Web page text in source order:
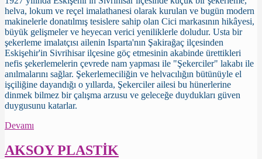
helva, lokum ve reçel imalathanesi olarak kurulan ve bugün modern
makinelerle donatılmış tesislere sahip olan Cici markasının hikâyesi,
büyük gelişmeler ve heyecan verici yeniliklerle doludur. Usta bir
şekerleme imalatçısı ailenin Isparta'nın Şakirağaç ilçesinden
Eskişehir'in Sivrihisar ilçesine göç etmesinin akabinde ürettikleri
nefis şekerlemelerin çevrede nam yapması ile "Şekerciler" lakabı ile
anılmalarını sağlar. Şekerlemeciliğin ve helvacılığın bütünüyle el
işçiliğine dayandığı o yıllarda, Şekerciler ailesi bu hünerlerine
dinmek bilmez bir çalışma arzusu ve geleceğe duydukları güven
duygusunu katarlar.
Devamı
AKSOY PLASTİK